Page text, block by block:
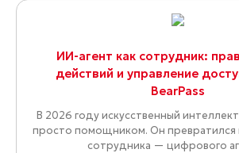
ИИ-агент как сотрудник:
действий и управление
BearPass
В 2026 году искусственный
просто помощником. Он превратился
сотрудника — цифрового